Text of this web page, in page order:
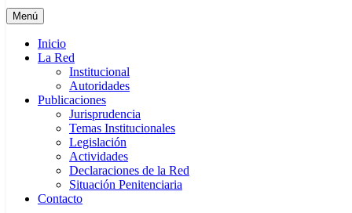
Menú
Inicio
La Red
Institucional
Autoridades
Publicaciones
Jurisprudencia
Temas Institucionales
Legislación
Actividades
Declaraciones de la Red
Situación Penitenciaria
Contacto